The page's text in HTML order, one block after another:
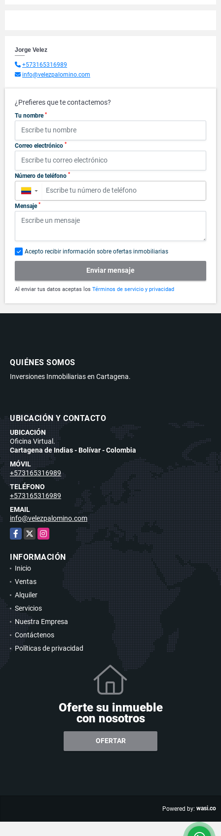
Jorge Velez
+573165316989
info@velezpalomino.com
¿Prefieres que te contactemos?
Tu nombre *
Correo electrónico *
Número de teléfono *
▼
Mensaje *
Acepto recibir información sobre ofertas inmobiliarias
Enviar mensaje
Al enviar tus datos aceptas los Términos de servicio y privacidad
QUIÉNES SOMOS
Inversiones Inmobiliarias en Cartagena.
UBICACIÓN Y CONTACTO
UBICACIÓN
Oficina Virtual.
Cartagena de Indias - Bolívar - Colombia
MÓVIL
+573165316989
TELÉFONO
+573165316989
EMAIL
info@velezpalomino.com
Facebook
X Instagram
INFORMACIÓN
Inicio
Ventas
Alquiler
Servicios
Nuestra Empresa
Contáctenos
Políticas de privacidad
Oferte su inmueble
con nosotros
OFERTAR
Powered by: wasi.co